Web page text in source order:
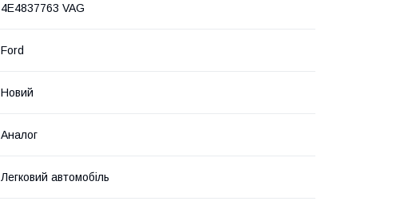
4E4837763 VAG
Ford
Новий
Аналог
Легковий автомобіль